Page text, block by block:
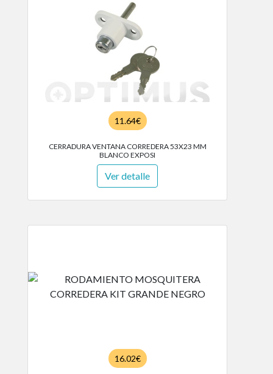
11.64€
CERRADURA VENTANA CORREDERA 53X23 MM
BLANCO EXPOSI
Ver detalle
16.02€